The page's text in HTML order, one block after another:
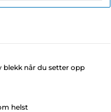
blekk når du setter opp
helst